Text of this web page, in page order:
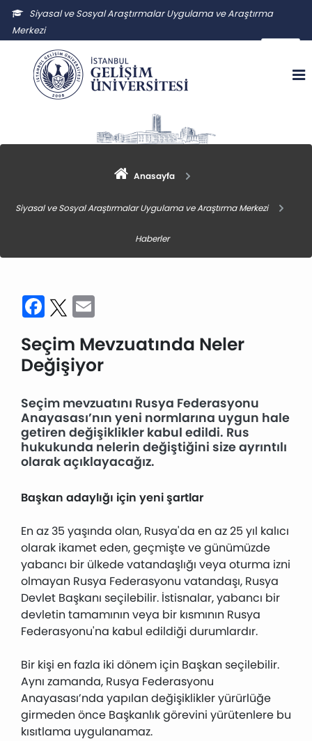
Siyasal ve Sosyal Araştırmalar Uygulama ve Araştırma
Merkezi
ssauam@gelisim.edu.tr
Anasayfa
Siyasal ve Sosyal Araştırmalar Uygulama ve Araştırma Merkezi
Haberler
Facebook
Twitter
Seçim Mevzuatında Neler
Değişiyor
Seçim mevzuatını Rusya Federasyonu
Anayasası’nın yeni normlarına uygun hale
getiren değişiklikler kabul edildi. Rus
hukukunda nelerin değiştiğini size ayrıntılı
olarak açıklayacağız.
Başkan adaylığı için yeni şartlar
En az 35 yaşında olan, Rusya'da en az 25 yıl kalıcı
olarak ikamet eden, geçmişte ve günümüzde
yabancı bir ülkede vatandaşlığı veya oturma izni
olmayan Rusya Federasyonu vatandaşı, Rusya
Devlet Başkanı seçilebilir. İstisnalar, yabancı bir
devletin tamamının veya bir kısmının Rusya
Federasyonu'na kabul edildiği durumlardır.
Bir kişi en fazla iki dönem için Başkan seçilebilir.
Aynı zamanda, Rusya Federasyonu
Anayasası’nda yapılan değişiklikler yürürlüğe
girmeden önce Başkanlık görevini yürütenlere bu
kısıtlama uygulanamaz.